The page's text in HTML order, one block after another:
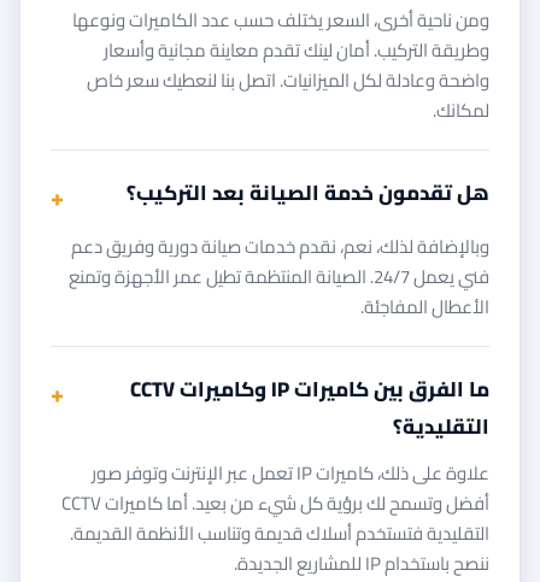
ومن ناحية أخرى، السعر يختلف حسب عدد الكاميرات ونوعها
وطريقة التركيب. أمان لينك تقدم معاينة مجانية وأسعار
واضحة وعادلة لكل الميزانيات. اتصل بنا لنعطيك سعر خاص
لمكانك.
هل تقدمون خدمة الصيانة بعد التركيب؟
وبالإضافة لذلك، نعم، نقدم خدمات صيانة دورية وفريق دعم
فني يعمل 24/7. الصيانة المنتظمة تطيل عمر الأجهزة وتمنع
الأعطال المفاجئة.
ما الفرق بين كاميرات IP وكاميرات CCTV
التقليدية؟
علاوة على ذلك، كاميرات IP تعمل عبر الإنترنت وتوفر صور
أفضل وتسمح لك برؤية كل شيء من بعيد. أما كاميرات CCTV
التقليدية فتستخدم أسلاك قديمة وتناسب الأنظمة القديمة.
ننصح باستخدام IP للمشاريع الجديدة.